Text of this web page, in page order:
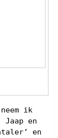
ik
en
en